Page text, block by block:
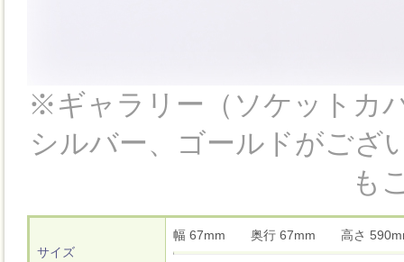
※ギャラリー（ソケットカ
シルバー、ゴールドがござ
も
サイズ
幅 67mm 奥行 67mm 高さ